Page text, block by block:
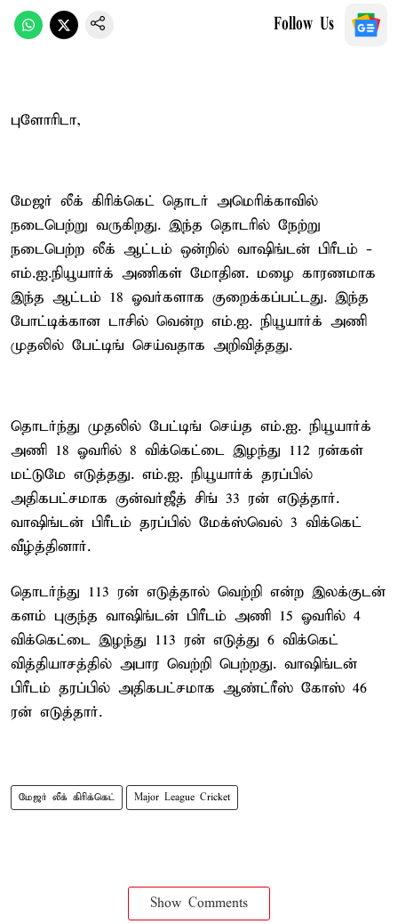
Follow Us
புளோரிடா,
மேஜர் லீக் கிரிக்கெட் தொடர் அமெரிக்காவில்
நடைபெற்று வருகிறது. இந்த தொடரில் நேற்று
நடைபெற்ற லீக் ஆட்டம் ஒன்றில் வாஷிங்டன் பிரீடம் -
எம்.ஐ.நியூயார்க் அணிகள் மோதின. மழை காரணமாக
இந்த ஆட்டம் 18 ஓவர்களாக குறைக்கப்பட்டது. இந்த
போட்டிக்கான டாசில் வென்ற எம்.ஐ. நியூயார்க் அணி
முதலில் பேட்டிங் செய்வதாக அறிவித்தது.
தொடர்ந்து முதலில் பேட்டிங் செய்த எம்.ஐ. நியூயார்க்
அணி 18 ஓவரில் 8 விக்கெட்டை இழந்து 112 ரன்கள்
மட்டுமே எடுத்தது. எம்.ஐ. நியூயார்க் தரப்பில்
அதிகபட்சமாக குன்வர்ஜீத் சிங் 33 ரன் எடுத்தார்.
வாஷிங்டன் பிரீடம் தரப்பில் மேக்ஸ்வெல் 3 விக்கெட்
வீழ்த்தினார்.
தொடர்ந்து 113 ரன் எடுத்தால் வெற்றி என்ற இலக்குடன்
களம் புகுந்த வாஷிங்டன் பிரீடம் அணி 15 ஓவரில் 4
விக்கெட்டை இழந்து 113 ரன் எடுத்து 6 விக்கெட்
வித்தியாசத்தில் அபார வெற்றி பெற்றது. வாஷிங்டன்
பிரீடம் தரப்பில் அதிகபட்சமாக ஆண்ட்ரீஸ் கோஸ் 46
ரன் எடுத்தார்.
மேஜர் லீக் கிரிக்கெட் Major League Cricket
Show Comments